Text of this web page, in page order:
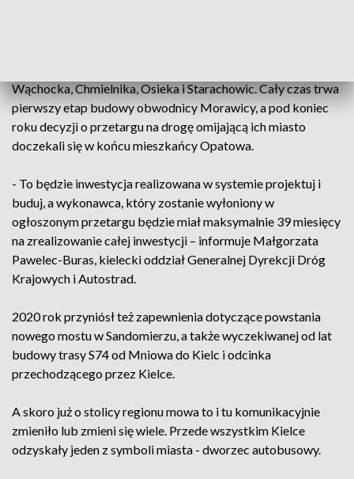
Wąchocka, Chmielnika, Osieka i Starachowic. Cały czas trwa
pierwszy etap budowy obwodnicy Morawicy, a pod koniec
roku decyzji o przetargu na drogę omijającą ich miasto
doczekali się w końcu mieszkańcy Opatowa.
- To będzie inwestycja realizowana w systemie projektuj i
buduj, a wykonawca, który zostanie wyłoniony w
ogłoszonym przetargu będzie miał maksymalnie 39 miesięcy
na zrealizowanie całej inwestycji – informuje Małgorzata
Pawelec-Buras, kielecki oddział Generalnej Dyrekcji Dróg
Krajowych i Autostrad.
2020 rok przyniósł też zapewnienia dotyczące powstania
nowego mostu w Sandomierzu, a także wyczekiwanej od lat
budowy trasy S74 od Mniowa do Kielc i odcinka
przechodzącego przez Kielce.
A skoro już o stolicy regionu mowa to i tu komunikacyjnie
zmieniło lub zmieni się wiele. Przede wszystkim Kielce
odzyskały jeden z symboli miasta - dworzec autobusowy.